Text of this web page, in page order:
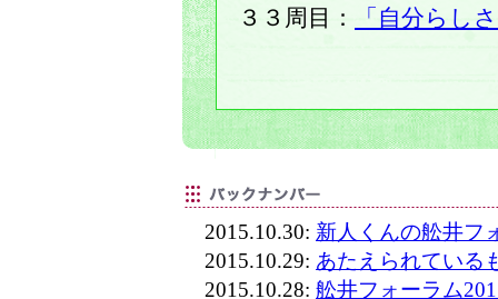
３３周目：
「自分らし
2015.10.30: 新人くんの舩井フ
2015.10.29: あたえられている
2015.10.28: 舩井フォーラム